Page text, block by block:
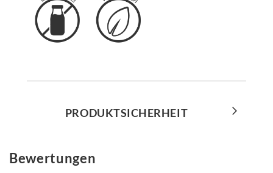
PRODUKTSICHERHEIT
Bewertungen